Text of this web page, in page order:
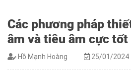
Các phương pháp
âm và tiêu âm cực tốt
Hồ Mạnh Hoàng 25/01/2024